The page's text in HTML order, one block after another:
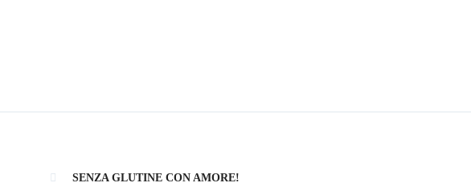
SENZA GLUTINE CON AMORE!